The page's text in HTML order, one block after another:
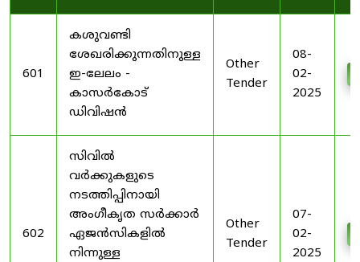
601
കശുവണ്ടി
ശേഖരിക്കുന്നതിനുള്ള
ഇ-ലേലം -
കാസർകോട്
ഡിവിഷൻ
Other
Tender
08-
02-
2025
602
സിവിൽ
വർക്കുകളുടെ
നടത്തിപ്പിനായി
അംഗീകൃത സർക്കാർ
ഏജൻസികളിൽ
നിന്നുള്ള
Other
Tender
07-
02-
2025